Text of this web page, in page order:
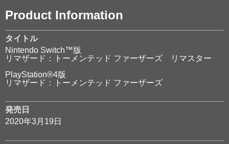
Product Information
タイトル
Nintendo Switch™版
リマザード：トーメンテッド ファーザーズ リマスター
PlayStation®4版
リマザード：トーメンテッド ファーザーズ
発売日
2020年3月19日